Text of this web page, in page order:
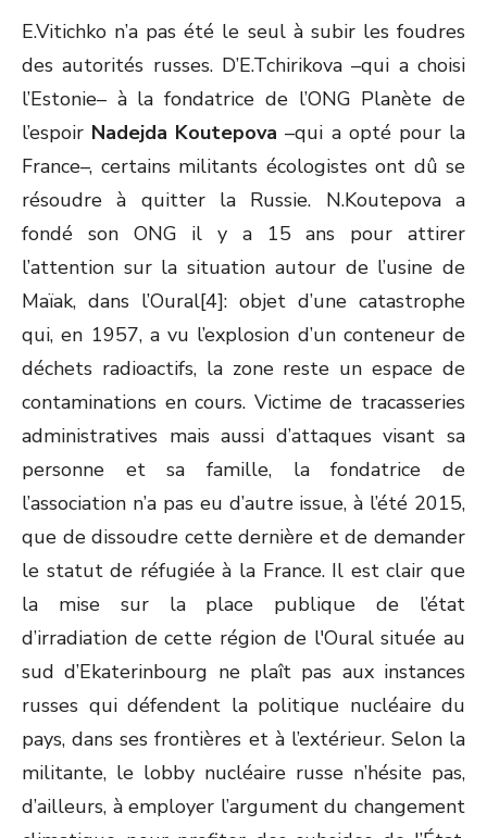
E.Vitichko n’a pas été le seul à subir les foudres
des autorités russes. D’E.Tchirikova –qui a choisi
l’Estonie– à la fondatrice de l’ONG Planète de
l’espoir Nadejda Koutepova –qui a opté pour la
France–, certains militants écologistes ont dû se
résoudre à quitter la Russie. N.Koutepova a
fondé son ONG il y a 15 ans pour attirer
l’attention sur la situation autour de l’usine de
Maïak, dans l’Oural[4]: objet d’une catastrophe
qui, en 1957, a vu l’explosion d’un conteneur de
déchets radioactifs, la zone reste un espace de
contaminations en cours. Victime de tracasseries
administratives mais aussi d’attaques visant sa
personne et sa famille, la fondatrice de
l’association n’a pas eu d’autre issue, à l’été 2015,
que de dissoudre cette dernière et de demander
le statut de réfugiée à la France. Il est clair que
la mise sur la place publique de l’état
d’irradiation de cette région de l'Oural située au
sud d’Ekaterinbourg ne plaît pas aux instances
russes qui défendent la politique nucléaire du
pays, dans ses frontières et à l’extérieur. Selon la
militante, le lobby nucléaire russe n’hésite pas,
d’ailleurs, à employer l’argument du changement